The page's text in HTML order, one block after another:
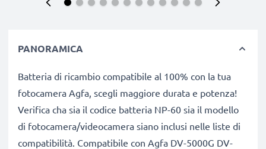
PANORAMICA
Batteria di ricambio compatibile al 100% con la tua
fotocamera Agfa, scegli maggiore durata e potenza!
Verifica cha sia il codice batteria NP-60 sia il modello
di fotocamera/videocamera siano inclusi nelle liste di
compatibilità. Compatibile con Agfa DV-5000G DV-